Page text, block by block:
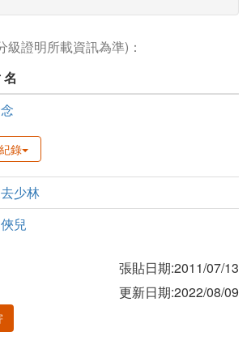
級證明所載資訊為準)：
名
錄
少林
兒
張貼日期:2011/07/13
更新日期:2022/08/09